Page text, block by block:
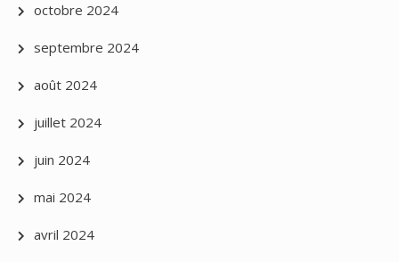
octobre 2024
septembre 2024
août 2024
juillet 2024
juin 2024
mai 2024
avril 2024